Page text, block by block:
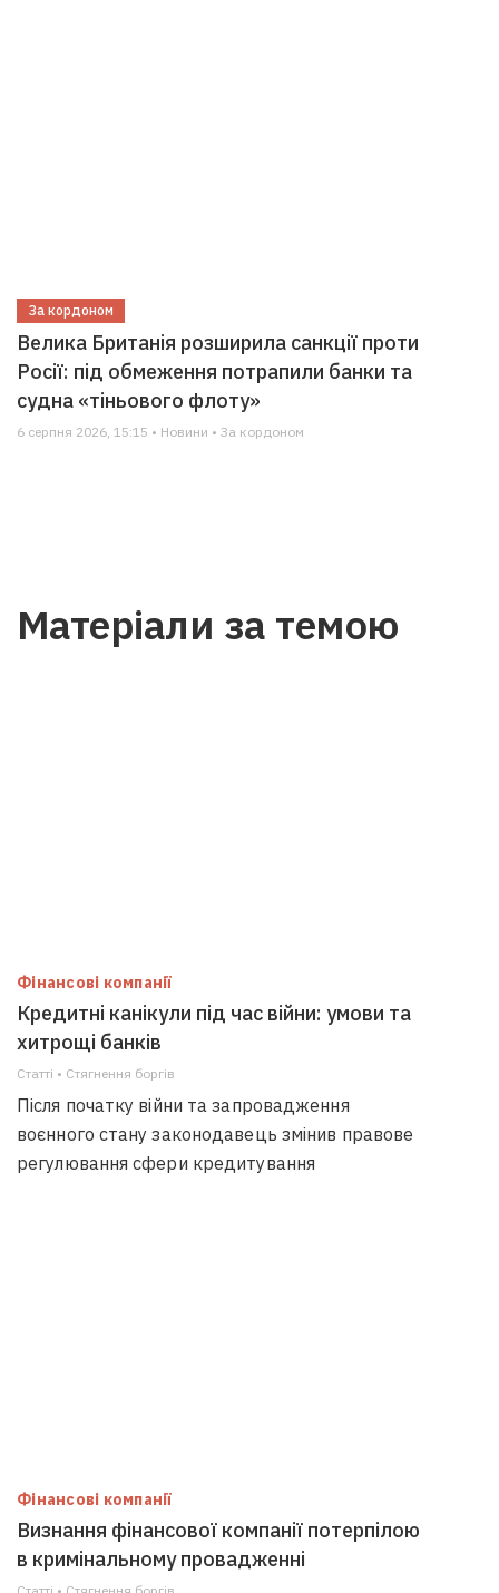
За кордоном
Велика Британія розширила санкції проти
Росії: під обмеження потрапили банки та
судна «тіньового флоту»
6 серпня 2026, 15:15 • Новини • За кордоном
Матеріали за темою
Фінансові компанії
Кредитні канікули під час війни: умови та
хитрощі банків
Статті • Стягнення боргiв
Після початку війни та запровадження
воєнного стану законодавець змінив правове
регулювання сфери кредитування
Фінансові компанії
Визнання фінансової компанії потерпілою
в кримінальному провадженні